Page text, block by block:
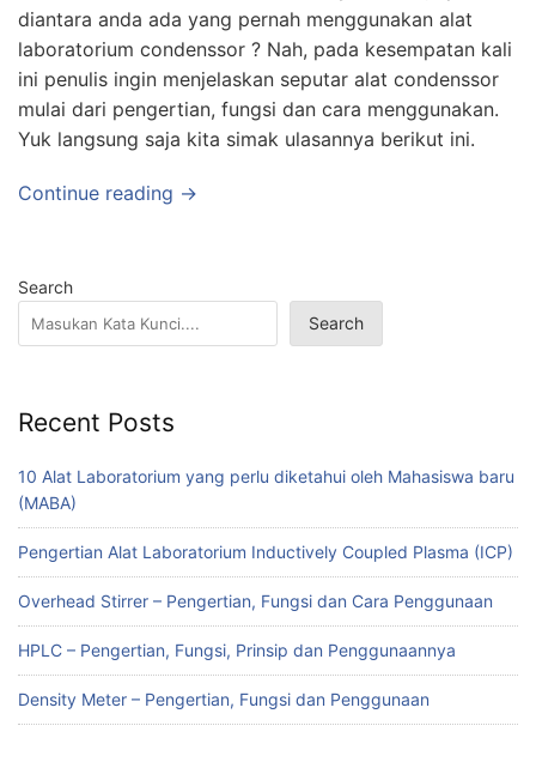
diantara anda ada yang pernah menggunakan alat
laboratorium condenssor ? Nah, pada kesempatan kali
ini penulis ingin menjelaskan seputar alat condenssor
mulai dari pengertian, fungsi dan cara menggunakan.
Yuk langsung saja kita simak ulasannya berikut ini.
Continue reading →
Search
Search
Recent Posts
10 Alat Laboratorium yang perlu diketahui oleh Mahasiswa baru
(MABA)
Pengertian Alat Laboratorium Inductively Coupled Plasma (ICP)
Overhead Stirrer – Pengertian, Fungsi dan Cara Penggunaan
HPLC – Pengertian, Fungsi, Prinsip dan Penggunaannya
Density Meter – Pengertian, Fungsi dan Penggunaan